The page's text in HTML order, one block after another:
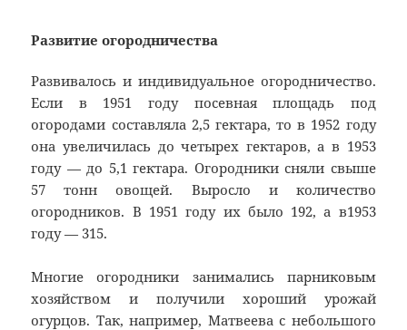
Развитие огородничества
Развивалось и индивидуальное огородничество.
Если в 1951 году посевная площадь под
огородами составляла 2,5 гектара, то в 1952 году
она увеличилась до четырех гектаров, а в 1953
году — до 5,1 гектара. Огородники сняли свыше
57 тонн овощей. Выросло и количество
огородников. В 1951 году их было 192, а в1953
году — 315.
Многие огородники занимались парниковым
хозяйством и получили хороший урожай
огурцов. Так, например, Матвеева с небольшого